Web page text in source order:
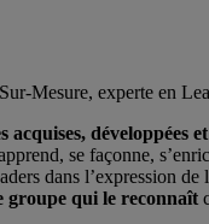
Mesure, experte en
acquises, développées
se façonne,
dans l’expression de
groupe qui le reconnaît